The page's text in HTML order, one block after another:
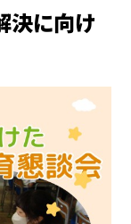
決に向け